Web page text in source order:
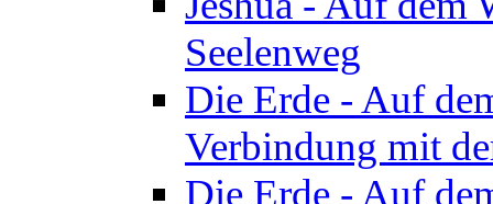
Seelenweg
Die Erde - Auf
Verbindung mit
Die Erde - Auf